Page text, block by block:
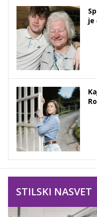
je
STILSKI NASVET